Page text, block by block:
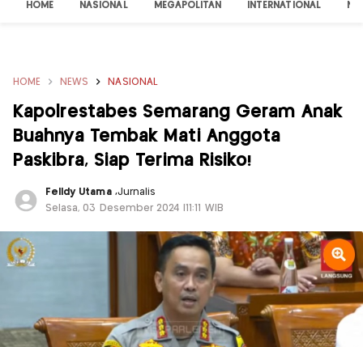
HOME NASIONAL MEGAPOLITAN INTERNATIONAL
HOME NEWS NASIONAL
Kapolrestabes Semarang Geram Anak
Buahnya Tembak Mati Anggota
Paskibra, Siap Terima Risiko!
Felldy Utama ,Jurnalis
Selasa, 03 Desember 2024 |11:11 WIB